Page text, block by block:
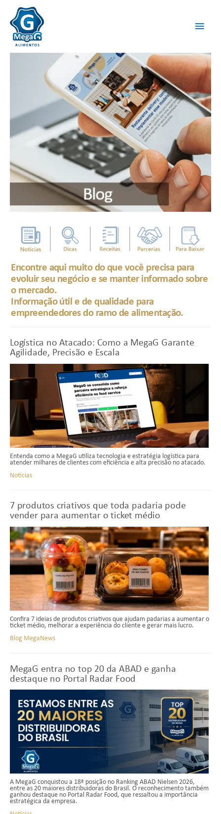
Encontre aqui muito do que você precisa para
evoluir seu negócio e se manter informado sobre
o mercado.
Informação útil e de qualidade para
empreendedores do ramo de alimentação.
Logística no Atacado: Como a MegaG Garante
Agilidade, Precisão e Escala
Entenda como a MegaG utiliza tecnologia e estratégia logística para
atender milhares de clientes com eficiência e alta precisão no atacado.
Notícias
7 produtos criativos que toda padaria pode
vender para aumentar o ticket médio
Confira 7 ideias de produtos criativos que ajudam padarias a aumentar o
ticket médio, melhorar a experiência do cliente e gerar mais lucro.
Blog MegaNews
MegaG entra no top 20 da ABAD e ganha
destaque no Portal Radar Food
A MegaG conquistou a 18ª posição no Ranking ABAD Nielsen 2026,
entre as 20 maiores distribuidoras do Brasil. O reconhecimento também
ganhou destaque no Portal Radar Food, que ressaltou a importância
estratégica da empresa.